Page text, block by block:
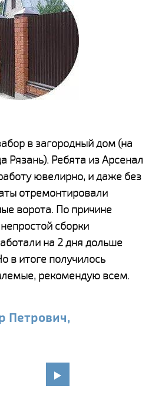
в загородный дом (на
Рязань). Ребята из Арсенал
ювелирно, и даже без
отремонтировали
ворота. По причине
сборки
на 2 дня дольше
в итоге получилось
рекомендую всем.
Петрович,